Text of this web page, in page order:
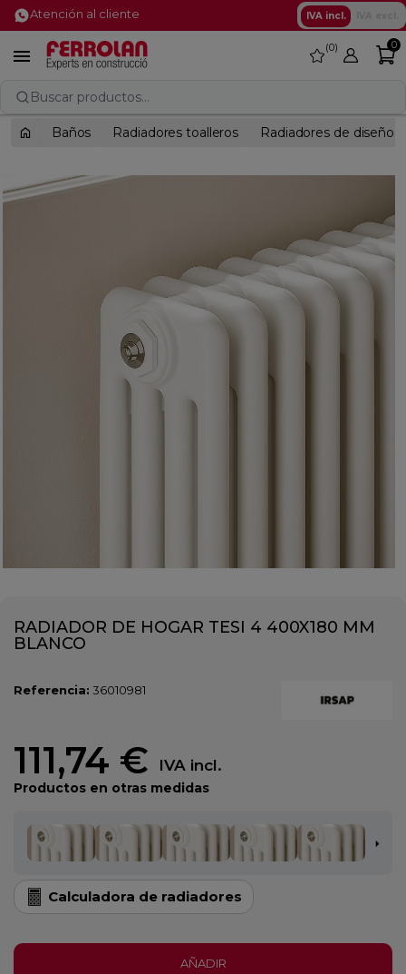
Atención al cliente IVA incl.
 favorite
0 0
Buscar productos...
Baños Radiadores toalleros Radiadores de diseño
RADIADOR DE HOGAR TESI 4 400X180 MM
BLANCO
Referencia: 36010981
111,74 € IVA incl.
Productos en otras medidas
Calculadora de radiadores
AÑADIR